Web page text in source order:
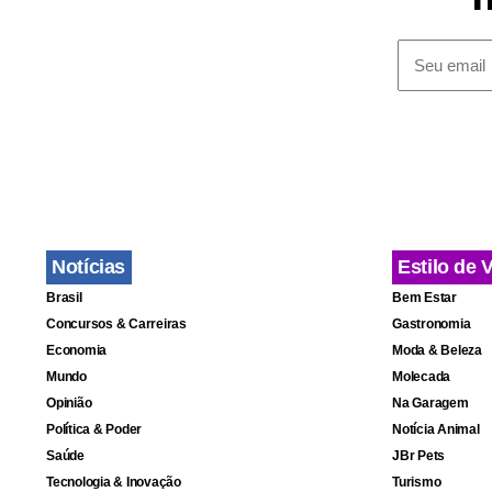
da
conforme
incêndio
Notícias
Brasil
Concursos & Carreiras
Economia
Mundo
Opinião
Política & Poder
Saúde
Tecnologia & Inovação
Estilo de
Bem Estar
Gastronomia
Moda & Beleza
Molecada
Na Garagem
Notícia Animal
JBr Pets
Turismo